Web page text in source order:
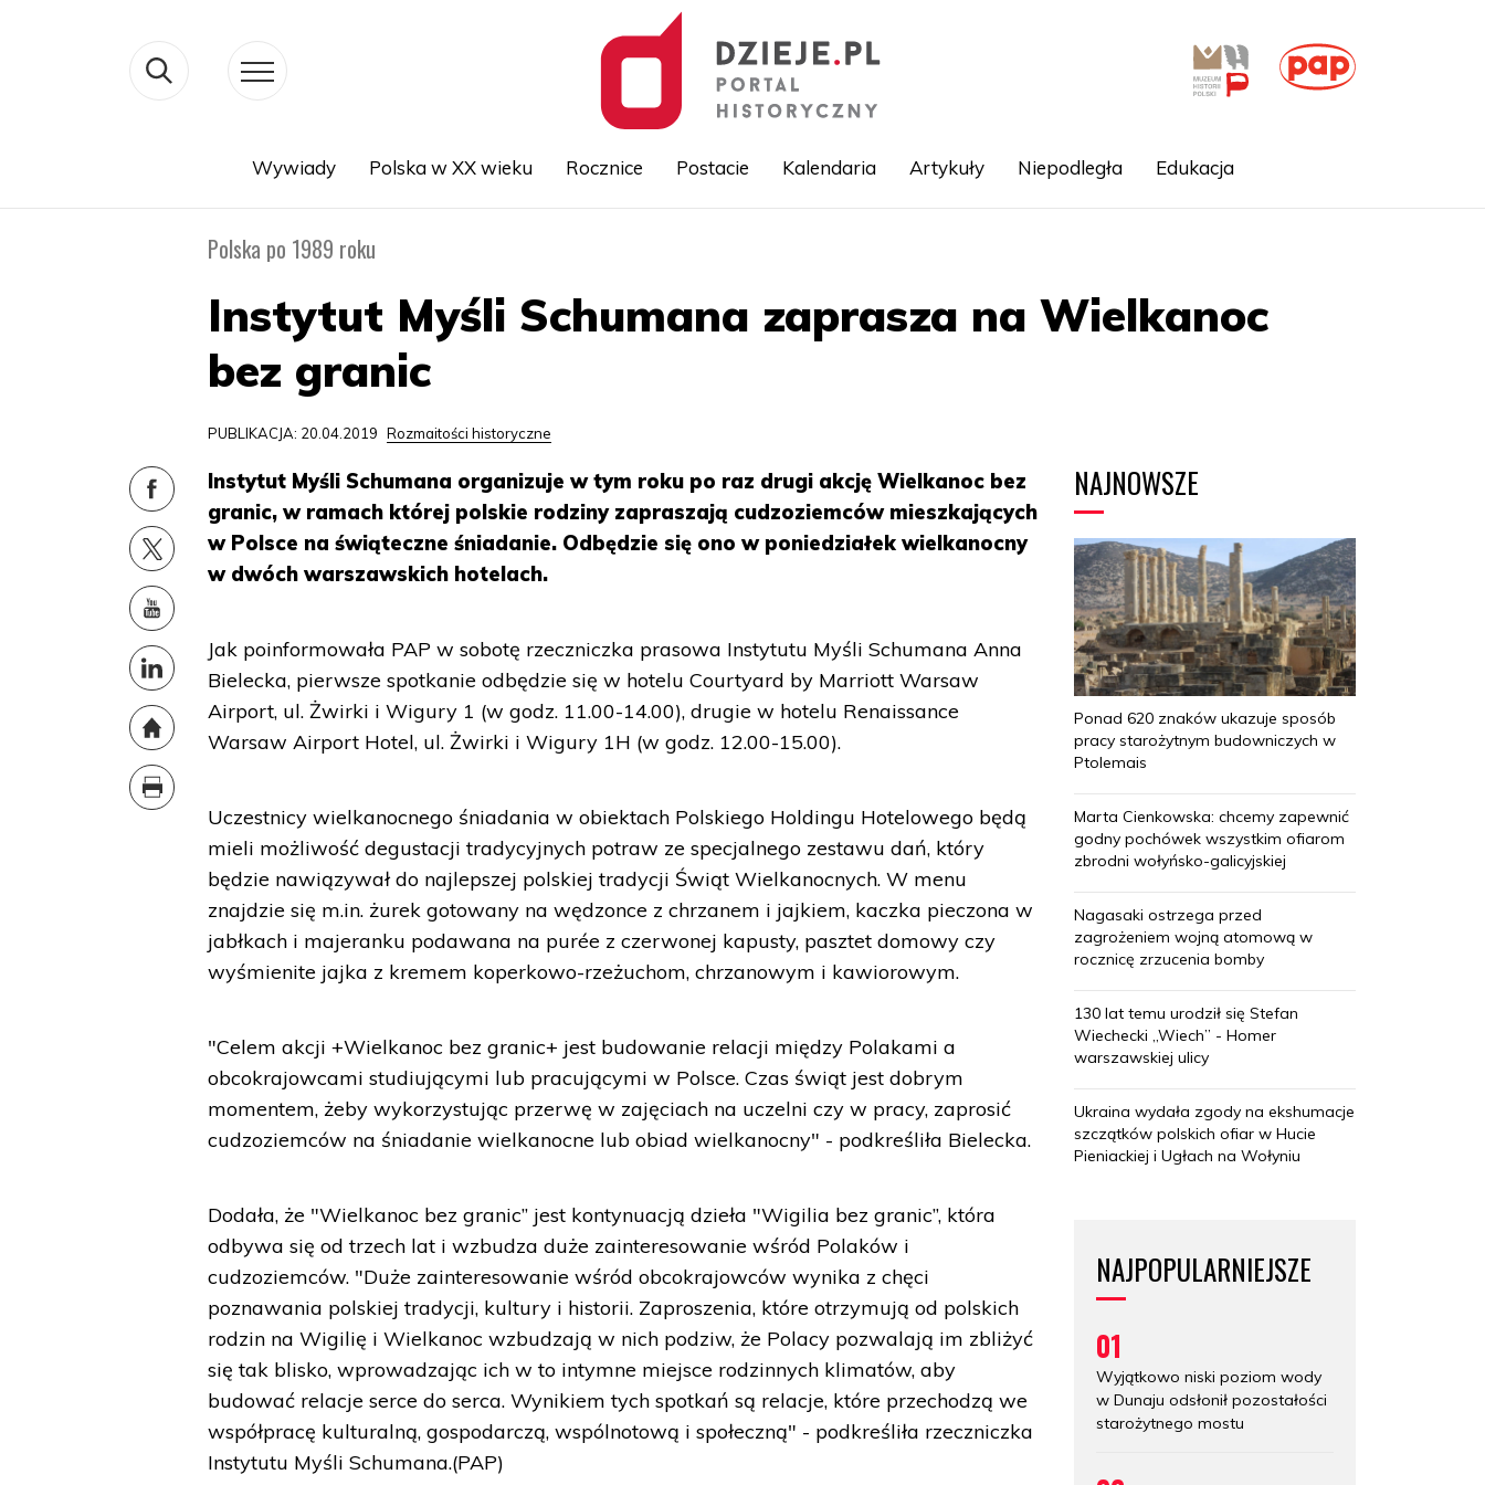
Wywiady Polska w XX wieku Rocznice Postacie Kalendaria Artykuły Niepodległa Edukacja
Polska po 1989 roku
Instytut Myśli Schumana zaprasza na Wielkanoc
bez granic
PUBLIKACJA: 20.04.2019 Rozmaitości historyczne
Instytut Myśli Schumana organizuje w tym roku po raz drugi akcję Wielkanoc bez
granic, w ramach której polskie rodziny zapraszają cudzoziemców mieszkających
w Polsce na świąteczne śniadanie. Odbędzie się ono w poniedziałek wielkanocny
w dwóch warszawskich hotelach.
Jak poinformowała PAP w sobotę rzeczniczka prasowa Instytutu Myśli Schumana Anna
Bielecka, pierwsze spotkanie odbędzie się w hotelu Courtyard by Marriott Warsaw
Airport, ul. Żwirki i Wigury 1 (w godz. 11.00-14.00), drugie w hotelu Renaissance
Warsaw Airport Hotel, ul. Żwirki i Wigury 1H (w godz. 12.00-15.00).
Uczestnicy wielkanocnego śniadania w obiektach Polskiego Holdingu Hotelowego będą
mieli możliwość degustacji tradycyjnych potraw ze specjalnego zestawu dań, który
będzie nawiązywał do najlepszej polskiej tradycji Świąt Wielkanocnych. W menu
znajdzie się m.in. żurek gotowany na wędzonce z chrzanem i jajkiem, kaczka pieczona w
jabłkach i majeranku podawana na purée z czerwonej kapusty, pasztet domowy czy
wyśmienite jajka z kremem koperkowo-rzeżuchom, chrzanowym i kawiorowym.
"Celem akcji +Wielkanoc bez granic+ jest budowanie relacji między Polakami a
obcokrajowcami studiującymi lub pracującymi w Polsce. Czas świąt jest dobrym
momentem, żeby wykorzystując przerwę w zajęciach na uczelni czy w pracy, zaprosić
cudzoziemców na śniadanie wielkanocne lub obiad wielkanocny" - podkreśliła Bielecka.
Dodała, że "Wielkanoc bez granic” jest kontynuacją dzieła "Wigilia bez granic”, która
odbywa się od trzech lat i wzbudza duże zainteresowanie wśród Polaków i
cudzoziemców. "Duże zainteresowanie wśród obcokrajowców wynika z chęci
poznawania polskiej tradycji, kultury i historii. Zaproszenia, które otrzymują od polskich
rodzin na Wigilię i Wielkanoc wzbudzają w nich podziw, że Polacy pozwalają im zbliżyć
się tak blisko, wprowadzając ich w to intymne miejsce rodzinnych klimatów, aby
budować relacje serce do serca. Wynikiem tych spotkań są relacje, które przechodzą we
współpracę kulturalną, gospodarczą, wspólnotową i społeczną" - podkreśliła rzeczniczka
Instytutu Myśli Schumana.(PAP)
NAJNOWSZE
Ponad 620 znaków ukazuje sposób
pracy starożytnym budowniczych w
Ptolemais
Marta Cienkowska: chcemy zapewnić
godny pochówek wszystkim ofiarom
zbrodni wołyńsko-galicyjskiej
Nagasaki ostrzega przed
zagrożeniem wojną atomową w
rocznicę zrzucenia bomby
130 lat temu urodził się Stefan
Wiechecki „Wiech” - Homer
warszawskiej ulicy
Ukraina wydała zgody na ekshumacje
szczątków polskich ofiar w Hucie
Pieniackiej i Ugłach na Wołyniu
NAJPOPULARNIEJSZE
01
Wyjątkowo niski poziom wody
w Dunaju odsłonił pozostałości
starożytnego mostu